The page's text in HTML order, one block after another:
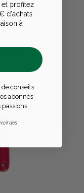
et profitez
d'achats
à
conseils
abonnés
des